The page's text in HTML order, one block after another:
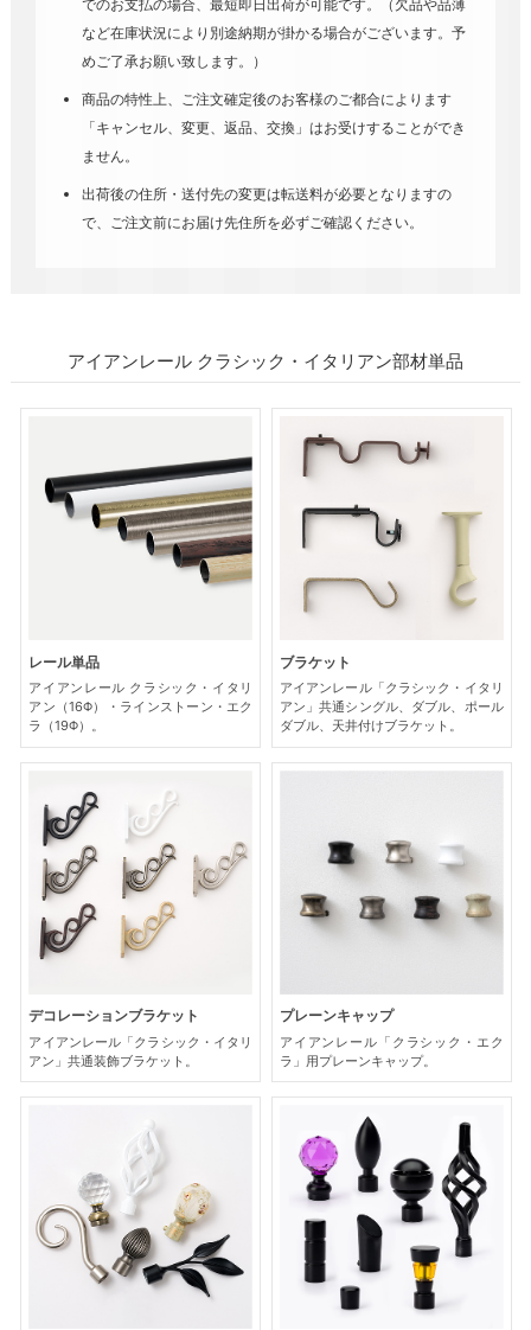
でのお支払の場合、最短即日出荷が可能です。（欠品や品薄
など在庫状況により別途納期が掛かる場合がございます。予
めご了承お願い致します。）
商品の特性上、ご注文確定後のお客様のご都合によります
「キャンセル、変更、返品、交換」はお受けすることができ
ません。
出荷後の住所・送付先の変更は転送料が必要となりますの
で、ご注文前にお届け先住所を必ずご確認ください。
アイアンレール クラシック・イタリアン部材単品
レール単品
アイアンレール クラシック・イタリ
アン（16Φ）・ラインストーン・エク
ラ（19Φ）。
ブラケット
アイアンレール「クラシック・イタリ
アン」共通シングル、ダブル、ポール
ダブル、天井付けブラケット。
デコレーションブラケット
アイアンレール「クラシック・イタリ
アン」共通装飾ブラケット。
プレーンキャップ
アイアンレール「クラシック・エク
ラ」用プレーンキャップ。